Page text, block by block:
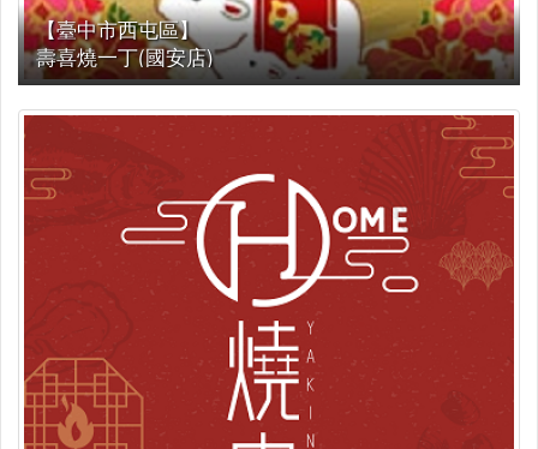
【臺中市西屯區】
壽喜燒一丁(國安店)